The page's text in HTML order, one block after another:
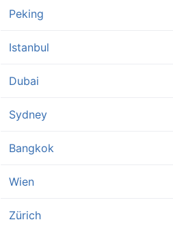
Peking
Istanbul
Dubai
Sydney
Bangkok
Wien
Zürich